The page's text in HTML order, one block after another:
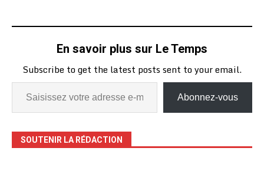
En savoir plus sur Le Temps
Subscribe to get the latest posts sent to your email.
Abonnez-vous
SOUTENIR LA RÉDACTION